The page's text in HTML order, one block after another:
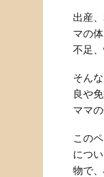
出産
マの
不足
そん
良や
ママ
この
につ
物で